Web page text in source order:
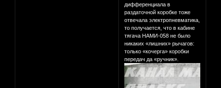
дифференциала в
раздаточной коробке тоже
отвечала электропневматика,
то получается, что в кабине
тягача НАМИ-058 не было
никаких «лишних» рычагов:
только «кочерга» коробки
передач да «ручник».